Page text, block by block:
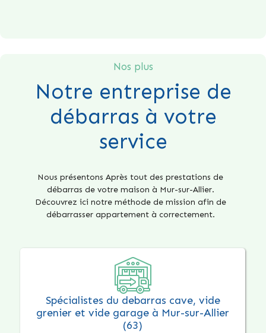
Nos plus
Notre entreprise de
débarras à votre
service
Nous présentons Après tout des prestations de
débarras de votre maison à Mur-sur-Allier.
Découvrez ici notre méthode de mission afin de
débarrasser appartement à correctement.
Spécialistes du debarras cave, vide
grenier et vide garage à Mur-sur-Allier
(63)